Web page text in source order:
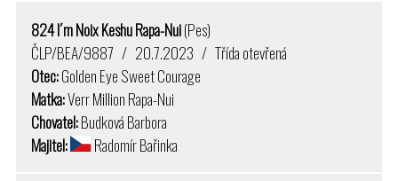
824 I´m Noix Keshu Rapa-Nui(Pes)
ČLP/BEA/9887 / 20.7.2023 / Třída otevřená
Otec:Golden Eye Sweet Courage
Matka:Verr Million Rapa-Nui
Chovatel:Budková Barbora
Majitel:
Radomír Bařinka